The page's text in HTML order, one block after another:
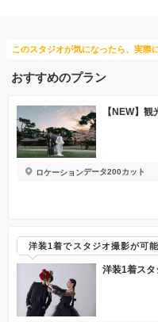
このスタジオが気になったら、実際
おすすめのプラン
【NEW】
ロケーションデータ200カット
洋装1着でスタジオ撮影が可能
洋装1着スタ